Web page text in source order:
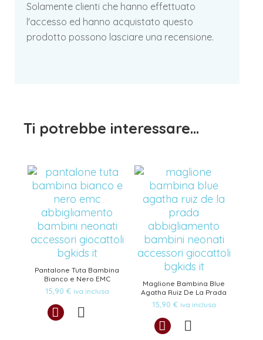
Solamente clienti che hanno effettuato
l'accesso ed hanno acquistato questo
prodotto possono lasciare una recensione.
Ti potrebbe interessare…
Pantalone Tuta Bambina
Bianco e Nero EMC
15,90 € iva inclusa
Maglione Bambina Blue
Agatha Ruiz De La Prada
15,90 € iva inclusa